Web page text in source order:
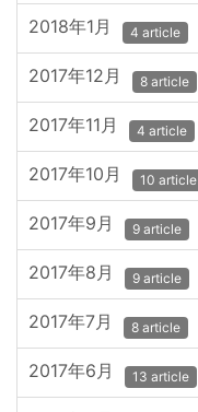
2018年1月 4 article
2017年12月 8 article
2017年11月 4 article
2017年10月 10 article
2017年9月 9 article
2017年8月 9 article
2017年7月 8 article
2017年6月 13 article